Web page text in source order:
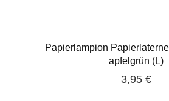
Papierlampion
apfelgrün (L)
3,95 €